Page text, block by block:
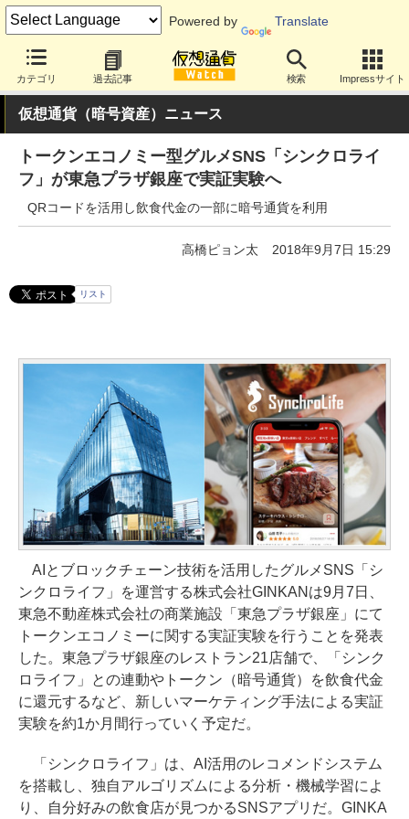
Powered by Translate
カテゴリ 過去記事 検索 Impressサイト
仮想通貨（暗号資産）ニュース
トークンエコノミー型グルメSNS「シンクロライ
フ」が東急プラザ銀座で実証実験へ
QRコードを活用し飲食代金の一部に暗号通貨を利用
高橋ピョン太 2018年9月7日 15:29
リスト
AIとブロックチェーン技術を活用したグルメSNS「シ
ンクロライフ」を運営する株式会社GINKANは9月7日、
東急不動産株式会社の商業施設「東急プラザ銀座」にて
トークンエコノミーに関する実証実験を行うことを発表
した。東急プラザ銀座のレストラン21店舗で、「シンク
ロライフ」との連動やトークン（暗号通貨）を飲食代金
に還元するなど、新しいマーケティング手法による実証
実験を約1か月間行っていく予定だ。
「シンクロライフ」は、AI活用のレコメンドシステム
を搭載し、独自アルゴリズムによる分析・機械学習によ
り、自分好みの飲食店が見つかるSNSアプリだ。GINKA